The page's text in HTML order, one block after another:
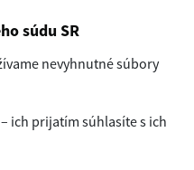
súdu SR
nevyhnutné súbory
ich prijatím súhlasíte s ich